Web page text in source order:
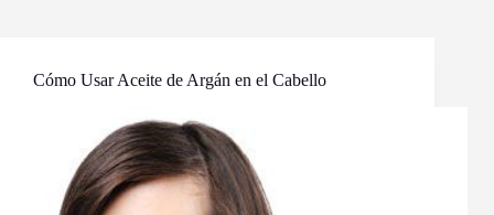
Cómo Usar Aceite de Argán en el Cabello